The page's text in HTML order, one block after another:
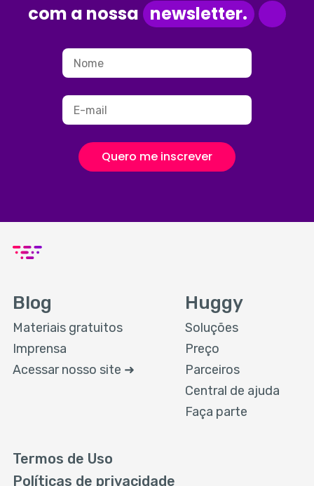
com a nossa newsletter.
Quero me inscrever
Blog
Materiais gratuitos
Imprensa
Acessar nosso site ➜
Huggy
Soluções
Preço
Parceiros
Central de ajuda
Faça parte
Termos de Uso
Políticas de privacidade